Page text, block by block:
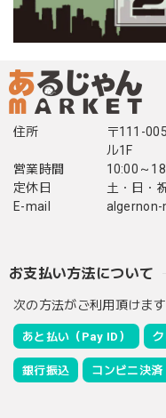
住所
〒111-
ル1F
営業時間
10:00～
定休日
土・日・
E-mail
algernon-
お支払い方法について
次の方法がご利用頂けます
あと払い（Pay ID）
銀行振込 コンビニ決